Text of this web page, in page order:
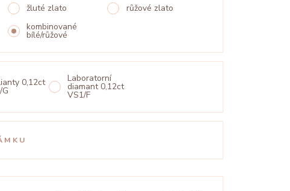
žluté zlato
růžové zlato
kombinované
bílé/růžové
0,12ct Laboratorní
diamant 0,12ct
VS1/F